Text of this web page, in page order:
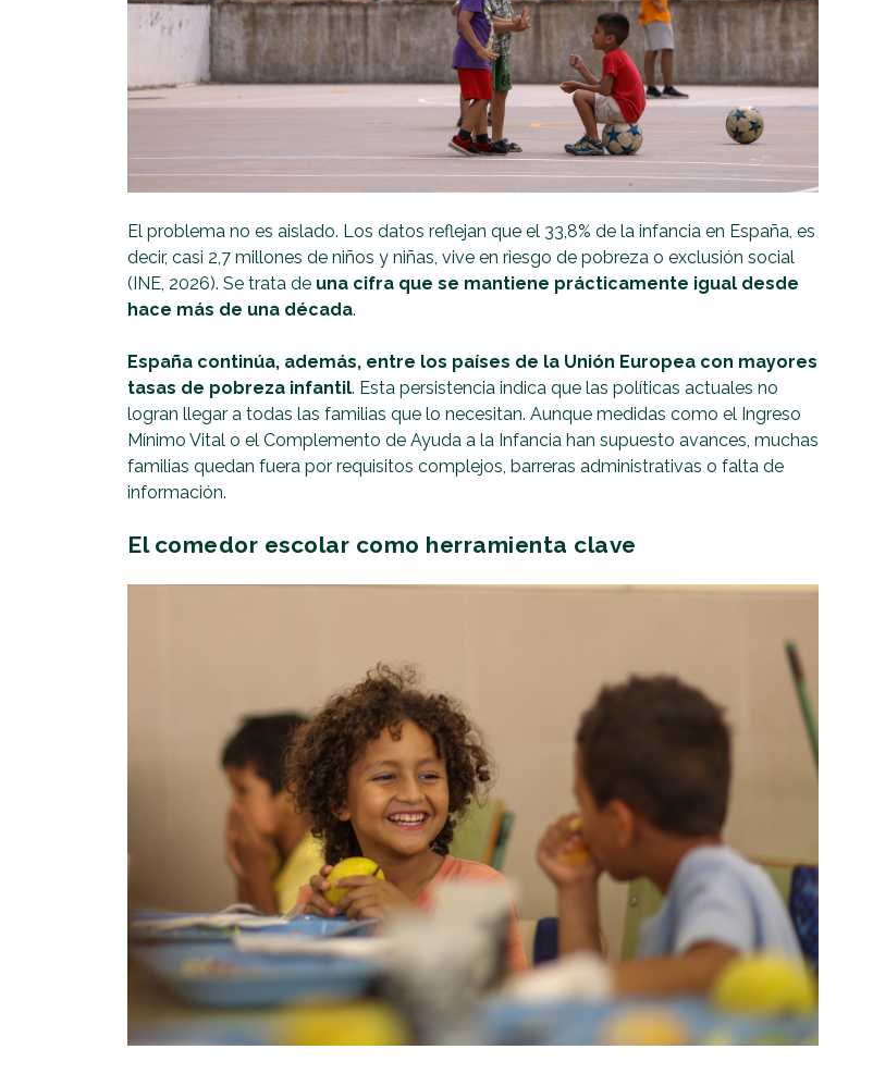
El problema no es aislado. Los datos reflejan que el 33,8% de la infancia en España, es
decir, casi 2,7 millones de niños y niñas, vive en riesgo de pobreza o exclusión social
(INE, 2026). Se trata de una cifra que se mantiene prácticamente igual desde
hace más de una década.
España continúa, además, entre los países de la Unión Europea con mayores
tasas de pobreza infantil. Esta persistencia indica que las políticas actuales no
logran llegar a todas las familias que lo necesitan. Aunque medidas como el Ingreso
Mínimo Vital o el Complemento de Ayuda a la Infancia han supuesto avances, muchas
familias quedan fuera por requisitos complejos, barreras administrativas o falta de
información.
El comedor escolar como herramienta clave